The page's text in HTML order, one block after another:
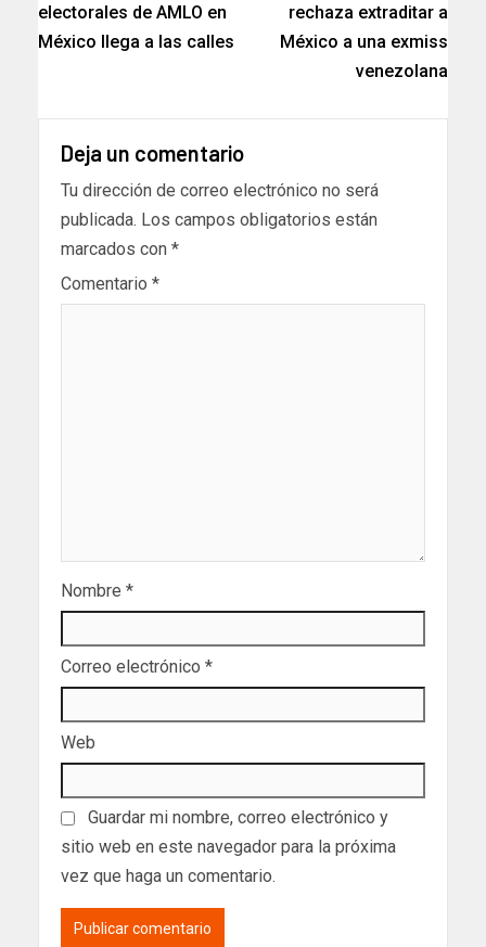
electorales de AMLO en
México llega a las calles
rechaza extraditar a
México a una exmiss
venezolana
Deja un comentario
Tu dirección de correo electrónico no será
publicada. Los campos obligatorios están
marcados con *
Comentario *
Nombre *
Correo electrónico *
Web
Guardar mi nombre, correo electrónico y
sitio web en este navegador para la próxima
vez que haga un comentario.